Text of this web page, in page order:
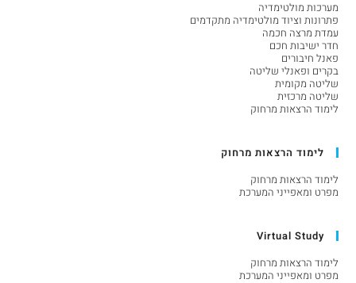
מערכות מולטימדיה
פתרונות וציוד מולטימדיה מתקדמים
עמדת מרצה חכמה
חדר ישיבות חכם
פאנל חיבורים
בקרים ופאנלי שליטה
שליטה מקומית
שליטה מרכזית
לימוד הרצאות מרחוק
לימוד הרצאות מרחוק
לימוד הרצאות מרחוק
מפרט ומאפייני המערכת
Virtual Study
לימוד הרצאות מרחוק
מפרט ומאפייני המערכת